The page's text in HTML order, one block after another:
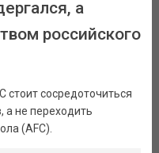
а
российского
сосредоточиться
а не переходить
(AFC).